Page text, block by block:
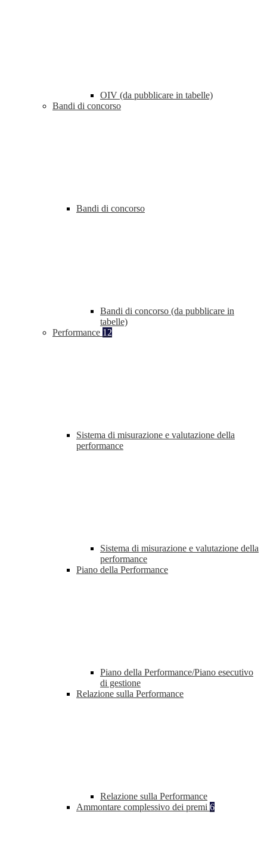
OIV (da pubblicare in tabelle)
Bandi di concorso
Bandi di concorso
Bandi di concorso (da pubblicare in
tabelle)
Performance 12
Sistema di misurazione e valutazione della
performance
Sistema di misurazione e valutazione della
performance
Piano della Performance
Piano della Performance/Piano esecutivo
di gestione
Relazione sulla Performance
Relazione sulla Performance
Ammontare complessivo dei premi 6